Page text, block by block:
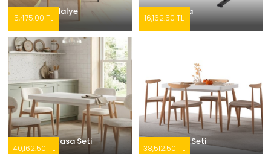
Venüs Sandalye
5,475.00 TL
Afyon Masa
16,162.50 TL
Rolla Bali Masa Seti
40,162.50 TL
Rolla Masa Seti
38,512.50 TL